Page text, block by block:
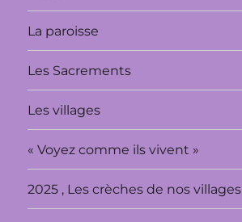
La paroisse
Les Sacrements
Les villages
« Voyez comme ils vivent »
2025 , Les crèches de nos villages